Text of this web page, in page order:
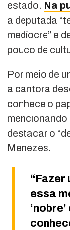
estado. Na
a deputada
medíocre” e
pouco de
Por meio de
a cantora
conhece o
mencionando
destacar o
Menezes.
“Fazer
essa